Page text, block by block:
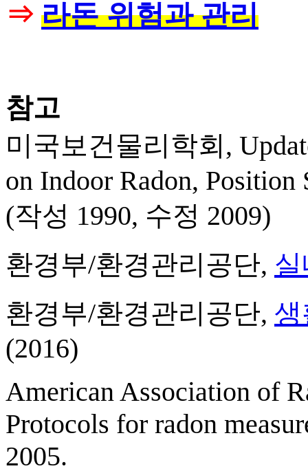
⇒ 라돈 위험과 관리
참고
미국보건물리학회,
on Indoor Radon, Position
(작성 1990, 수정 2009)
환경부/환경관리공단,
환경부/환경관리공단,
(2016)
American Association of
Protocols for radon
2005.